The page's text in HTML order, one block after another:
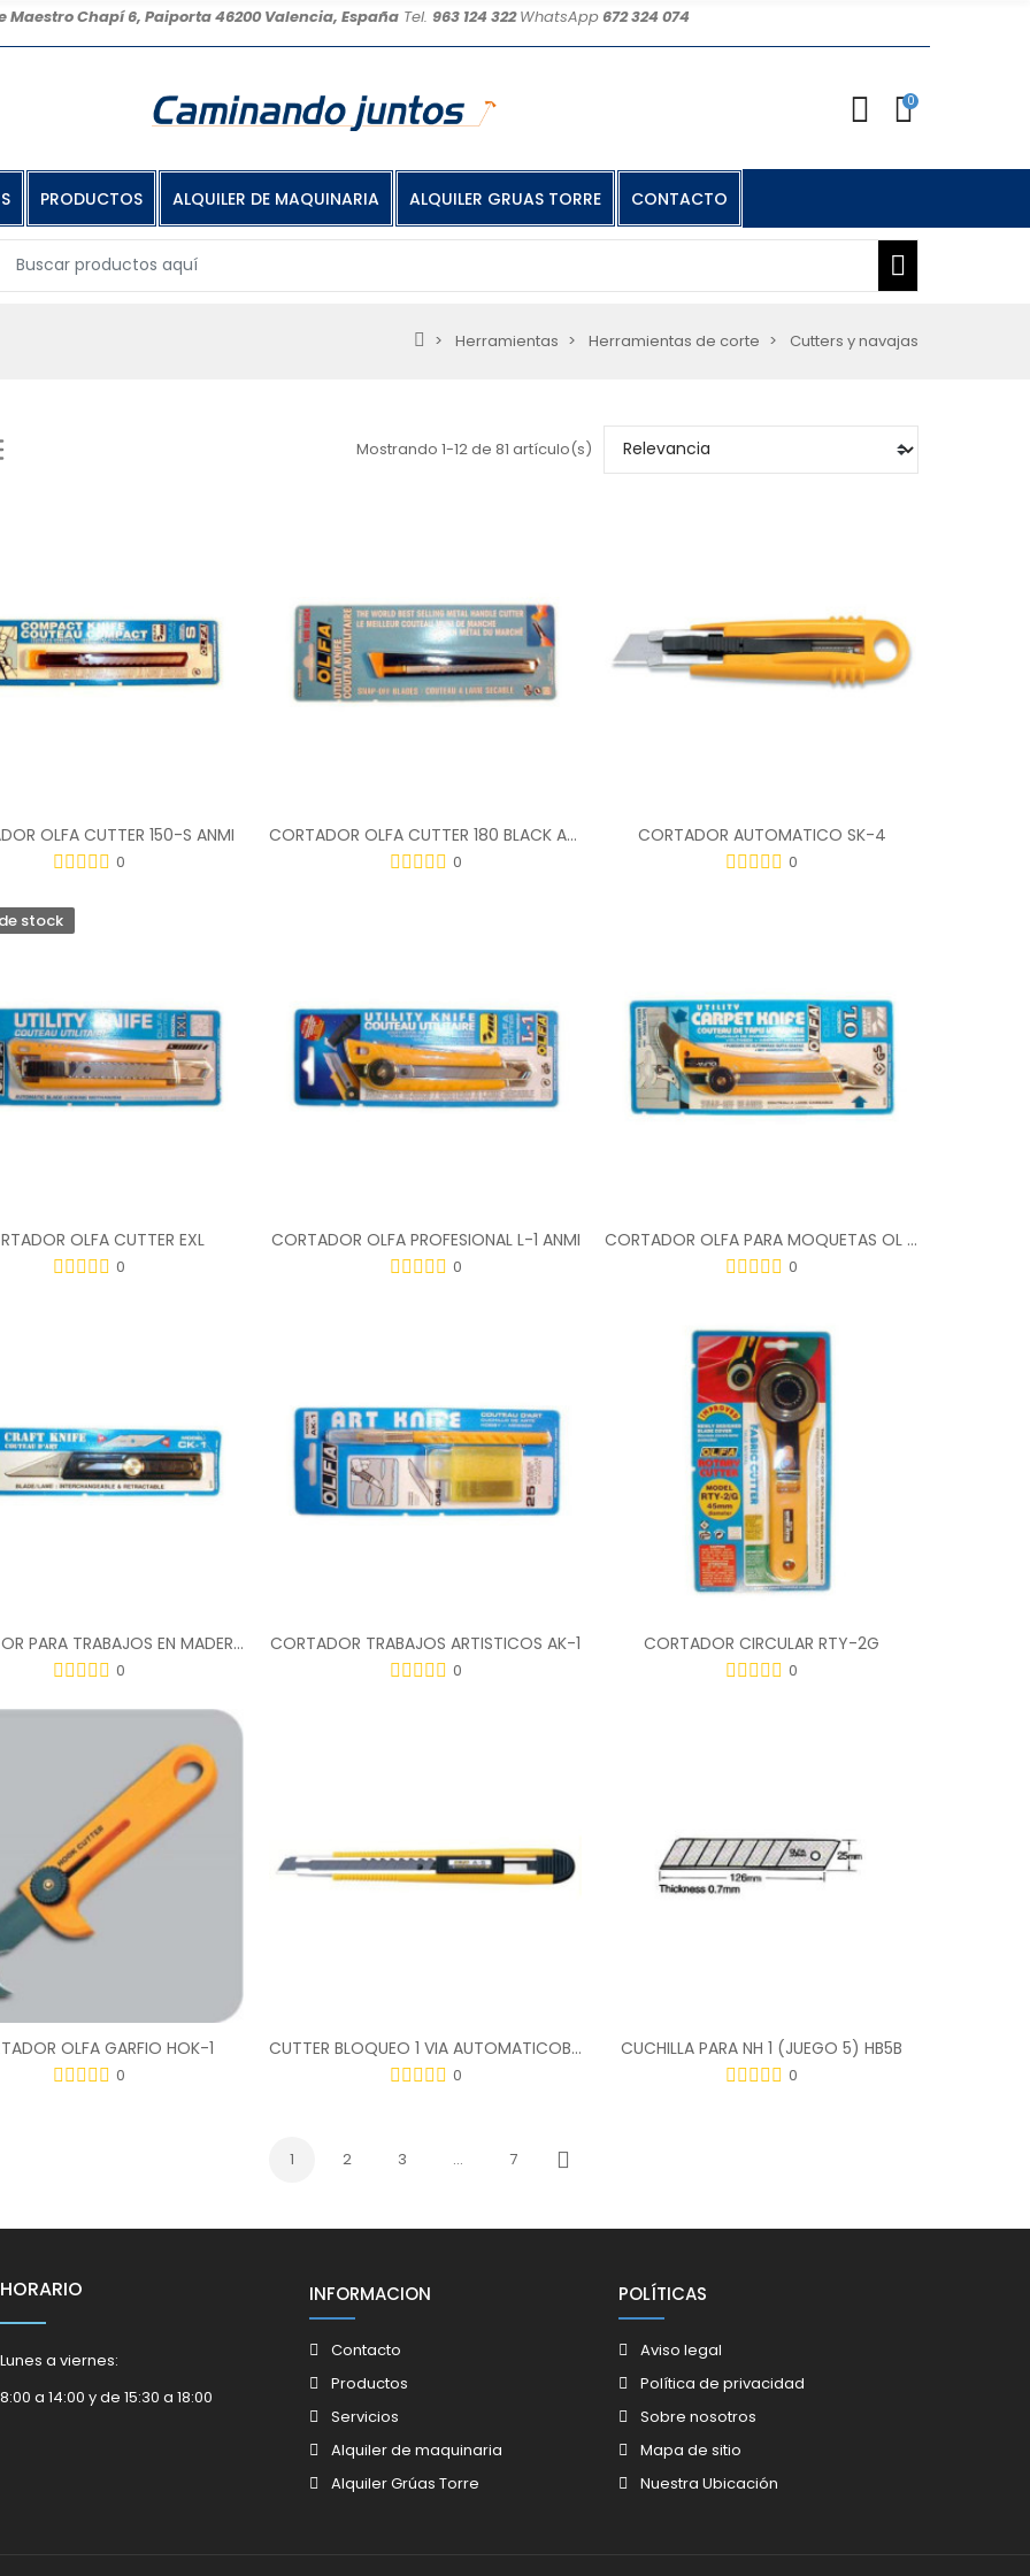
Maestro Chapí 6, Paiporta 46200 Valencia, EspañaTel. 963 124 322WhatsApp672 324 074
0
PRODUCTOS ALQUILER DE MAQUINARIA ALQUILER GRUAS TORRE CONTACTO
Herramientas Herramientas de corte Cutters y navajas
Mostrando 1-12 de 81 artículo(s)
OLFA CUTTER 150-S ANMI
0
CORTADOR OLFA CUTTER 180 BLACK ANMI
0
CORTADOR AUTOMATICO SK-4
0
stock
OLFA CUTTER EXL
0
CORTADOR OLFA PROFESIONAL L-1 ANMI
0
CORTADOR OLFA PARA MOQUETAS OL ANMI
0
CORTADOR PARA TRABAJOS EN MADERA CK-1
0
CORTADOR TRABAJOS ARTISTICOS AK-1
0
CORTADOR CIRCULAR RTY-2G
0
OLFA GARFIO HOK-1
0
CUTTER BLOQUEO 1 VIA AUTOMATICOBLACK A5
0
CUCHILLA PARA NH 1 (JUEGO 5) HB5B
0
1 2 3 … 7
Siguiente
HORARIO
Lunes a viernes:
8:00 a 14:00 y de 15:30 a 18:00
INFORMACION
Contacto
Productos
Servicios
Alquiler de maquinaria
Alquiler Grúas Torre
POLÍTICAS
Aviso legal
Política de privacidad
Sobre nosotros
Mapa de sitio
Nuestra Ubicación